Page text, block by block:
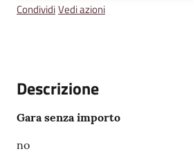
CondividiVedi azioni
Descrizione
Gara senza importo
no